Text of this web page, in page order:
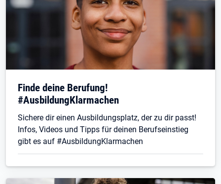
Finde deine Berufung!
#AusbildungKlarmachen
Sichere dir einen Ausbildungsplatz, der zu dir passt!
Infos, Videos und Tipps für deinen Berufseinstieg
gibt es auf #AusbildungKlarmachen